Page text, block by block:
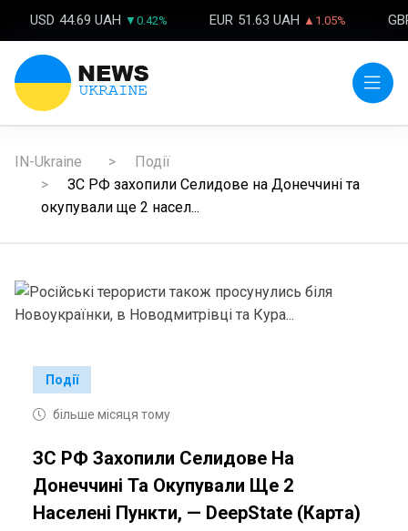
USD 44.69 UAH ▼0.42% EUR 51.63 UAH ▲1.05%
IN-Ukraine
Події
ЗС РФ захопили Селидове на Донеччині та
окупували ще 2 насел...
Події
більше місяця тому
ЗС РФ Захопили Селидове На
Донеччині Та Окупували Ще 2
Населені Пункти, — DeepState (карта)